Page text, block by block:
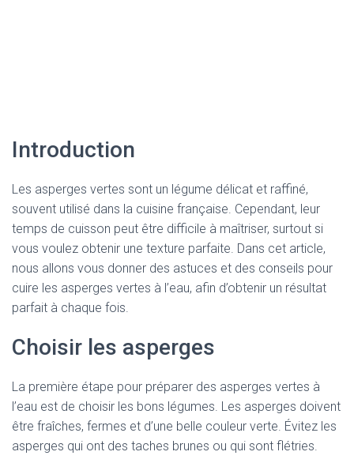
Introduction
Les asperges vertes sont un légume délicat et raffiné,
souvent utilisé dans la cuisine française. Cependant, leur
temps de cuisson peut être difficile à maîtriser, surtout si
vous voulez obtenir une texture parfaite. Dans cet article,
nous allons vous donner des astuces et des conseils pour
cuire les asperges vertes à l’eau, afin d’obtenir un résultat
parfait à chaque fois.
Choisir les asperges
La première étape pour préparer des asperges vertes à
l’eau est de choisir les bons légumes. Les asperges doivent
être fraîches, fermes et d’une belle couleur verte. Évitez les
asperges qui ont des taches brunes ou qui sont flétries.